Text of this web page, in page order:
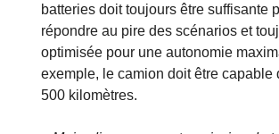
batteries doit toujours être suffisante
répondre au pire des scénarios et
optimisée pour une autonomie
exemple, le camion doit être capable
500 kilomètres.